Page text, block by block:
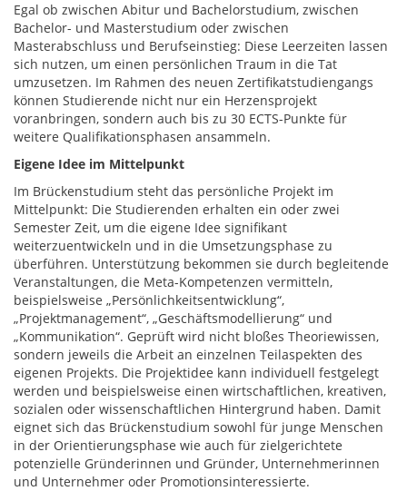
Egal ob zwischen Abitur und Bachelorstudium, zwischen
Bachelor- und Masterstudium oder zwischen
Masterabschluss und Berufseinstieg: Diese Leerzeiten lassen
sich nutzen, um einen persönlichen Traum in die Tat
umzusetzen. Im Rahmen des neuen Zertifikatstudiengangs
können Studierende nicht nur ein Herzensprojekt
voranbringen, sondern auch bis zu 30 ECTS-Punkte für
weitere Qualifikationsphasen ansammeln.
Eigene Idee im Mittelpunkt
Im Brückenstudium steht das persönliche Projekt im
Mittelpunkt: Die Studierenden erhalten ein oder zwei
Semester Zeit, um die eigene Idee signifikant
weiterzuentwickeln und in die Umsetzungsphase zu
überführen. Unterstützung bekommen sie durch begleitende
Veranstaltungen, die Meta-Kompetenzen vermitteln,
beispielsweise „Persönlichkeitsentwicklung“,
„Projektmanagement“, „Geschäftsmodellierung“ und
„Kommunikation“. Geprüft wird nicht bloßes Theoriewissen,
sondern jeweils die Arbeit an einzelnen Teilaspekten des
eigenen Projekts. Die Projektidee kann individuell festgelegt
werden und beispielsweise einen wirtschaftlichen, kreativen,
sozialen oder wissenschaftlichen Hintergrund haben. Damit
eignet sich das Brückenstudium sowohl für junge Menschen
in der Orientierungsphase wie auch für zielgerichtete
potenzielle Gründerinnen und Gründer, Unternehmerinnen
und Unternehmer oder Promotionsinteressierte.